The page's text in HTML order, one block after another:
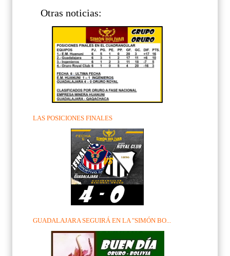
Otras noticias:
LAS POSICIONES FINALES
GUADALAJARA SEGUIRÁ EN LA "SIMÓN BO...